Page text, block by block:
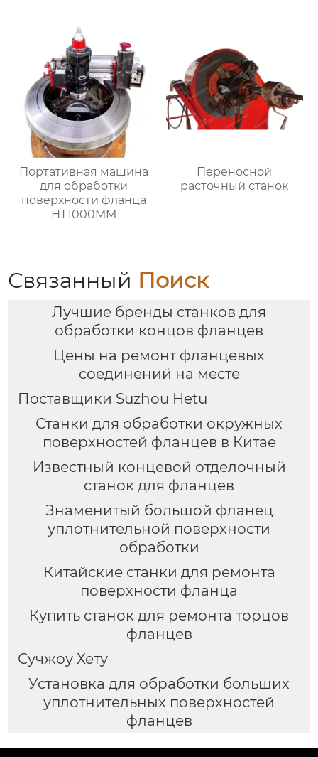
Портативная машина
для обработки
поверхности фланца
HT1000MM
Переносной
расточный станок
Связанный Поиск
Лучшие бренды станков для
обработки концов фланцев
Цены на ремонт фланцевых
соединений на месте
Поставщики Suzhou Hetu
Станки для обработки окружных
поверхностей фланцев в Китае
Известный концевой отделочный
станок для фланцев
Знаменитый большой фланец
уплотнительной поверхности
обработки
Китайские станки для ремонта
поверхности фланца
Купить станок для ремонта торцов
фланцев
Сучжоу Хету
Установка для обработки больших
уплотнительных поверхностей
фланцев